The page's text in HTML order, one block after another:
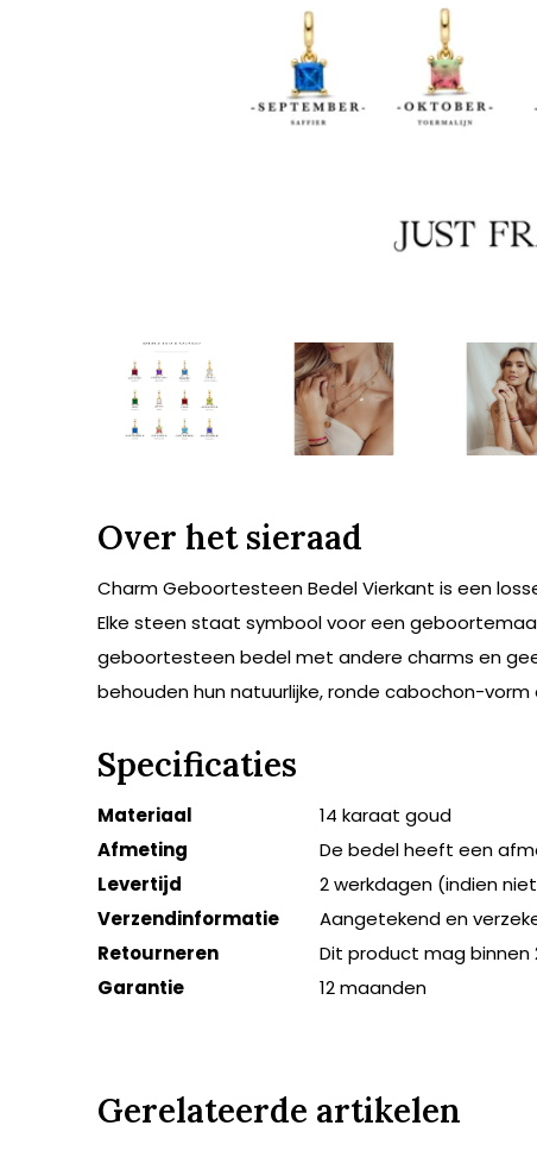
Over het sieraad
Charm Geboortesteen Bedel Vierkant is een
Elke steen staat symbool voor een
geboortesteen bedel met andere charms en
behouden hun natuurlijke, ronde cabochon-
Specificaties
Materiaal
14 karaat goud
Afmeting
De bedel heeft een
Levertijd
2 werkdagen (indien
Verzendinformatie
Aangetekend en
Retourneren
Dit product mag binnen
Garantie
12 maanden
Gerelateerde artikelen